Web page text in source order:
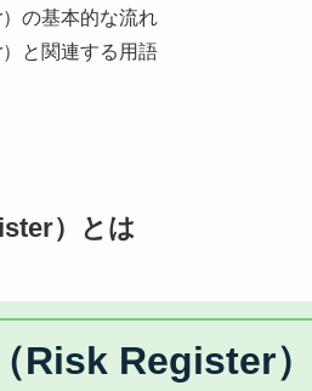
の基本的な流れ
と関連する用語
）とは